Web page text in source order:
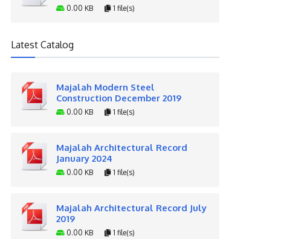
0.00 KB 1 file(s)
Latest Catalog
Majalah Modern Steel
Construction December 2019
0.00 KB 1 file(s)
Majalah Architectural Record
January 2024
0.00 KB 1 file(s)
Majalah Architectural Record July
2019
0.00 KB 1 file(s)